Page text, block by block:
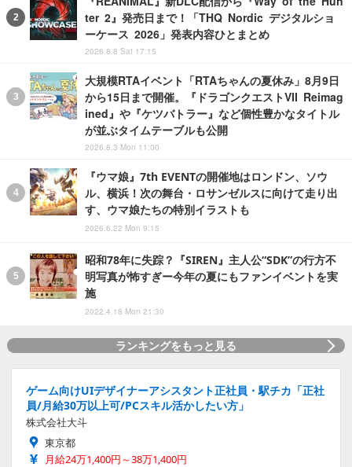
ter 2』発売日まで！「THQ Nordic デジタルショ
ーケース 2026」発表内容ひとまとめ
2026.8.8 Sat 17:15
大規模RTAイベント「RTAちゃんの夏休み」8月9日
から15日まで開催。『ドラゴンクエストVII Reimag
ined』や『ケツバトラー』など個性豊かなタイトル
が並ぶタイムテーブルも公開
2026.8.3 Mon 11:00
『ウマ娘』7th EVENTの開催地はロンドン、ソウ
ル、横浜！次の舞台・ロサンゼルスに向けて走り出
す、ウマ娘たちの特別イラストも
2026.6.22 Mon 9:15
昭和78年に失踪？『SIREN』主人公“SDK”の行方不
明写真が怖すぎー今年の夏にもファンイベントを実
施
2022.4.18 Mon 21:30
ランキングをもっと見る
ゲーム向けUIデザイナーアシスタント正社員・駅チカ「正社
員/月給30万以上可/PCスキル活かしたい方」
株式会社大斗
東京都
月給24万1,400円～38万1,400円